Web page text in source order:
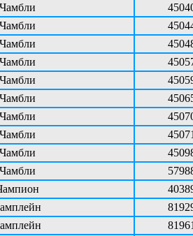
Чамбли
Чамбли
Чамбли
Чамбли
Чамбли
Чамбли
Чамбли
Чамбли
Чамбли
Чамбли